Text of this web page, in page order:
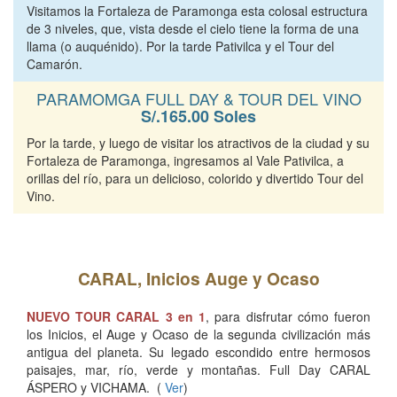
Visitamos la Fortaleza de Paramonga esta colosal estructura
de 3 niveles, que, vista desde el cielo tiene la forma de una
llama (o auquénido). Por la tarde Pativilca y el Tour del
Camarón.
PARAMOMGA FULL DAY & TOUR DEL VINO
S/.165.00 Soles
Por la tarde, y luego de visitar los atractivos de la ciudad y su
Fortaleza de Paramonga, ingresamos al Vale Pativilca, a
orillas del río, para un delicioso, colorido y divertido Tour del
Vino.
CARAL, Inicios Auge y Ocaso
NUEVO TOUR CARAL 3 en 1, para disfrutar cómo fueron
los Inicios, el Auge y Ocaso de la segunda civilización más
antigua del planeta. Su legado escondido entre hermosos
paisajes, mar, río, verde y montañas. Full Day CARAL
ÁSPERO y VICHAMA. ( Ver)